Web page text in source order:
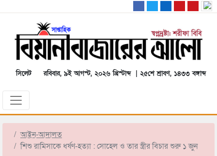
সিলেট রবিবার, ৯ই আগস্ট, ২০২৬ খ্রিস্টাব্দ | ২৫শে শ্রাবণ, ১৪৩৩ বঙ্গাব্দ
আইন-আদালত
শিশু রামিসাকে ধর্ষণ-হত্যা : সোহেল ও তার স্ত্রীর বিচার শুরু ১ জুন